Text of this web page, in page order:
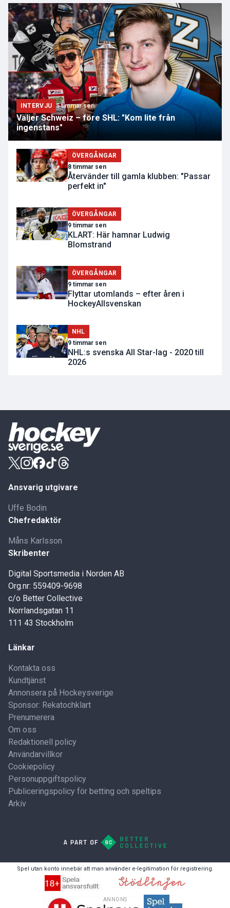
INTERVJU 5 timmar sen
Väljer Schweiz – före SHL: "Kom lite från
ingenstans"
ÖVERGÅNGAR
8 timmar sen
Återvänder till gamla klubben: "Passar
perfekt in"
ÖVERGÅNGAR
9 timmar sen
KLART: Här hamnar Ludwig
Blomstrand
ÖVERGÅNGAR
9 timmar sen
Flyttar utomlands – efter åren i
HockeyAllsvenskan
NHL
9 timmar sen
NHL:s svenska All Star-lag - 2020 till
2026
ANNONS
Ansvarig utgivare
Uffe Bodin
Chefredaktör
Måns Karlsson
Skribenter
Digital Sportsmedia i Norden AB
Org.nr: 559409-9698
c/o Better Collective
Norrlandsgatan 11
111 43 Stockholm
Länkar
Kontakta oss
Kundtjänst
Annonsera på Hockeysverige
Sponsor: Rekatochklart
Prenumerera
Om oss
Redaktionell policy
Användarvillkor
Cookiepolicy
Personuppgiftspolicy
Publiceringspolicy för betting och speltips
Arkiv
Spel utan konto innebär att man använder e-legitimation för registrering.